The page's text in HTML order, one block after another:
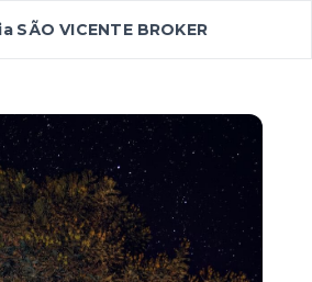
SÃO VICENTE BROKER